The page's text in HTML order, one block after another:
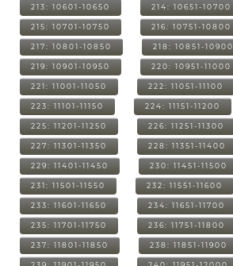
213: 10601-10650 214: 10651-10700
215: 10701-10750 216: 10751-10800
217: 10801-10850 218: 10851-10900
219: 10901-10950 220: 10951-11000
221: 11001-11050 222: 11051-11100
223: 11101-11150 224: 11151-11200
225: 11201-11250 226: 11251-11300
227: 11301-11350 228: 11351-11400
229: 11401-11450 230: 11451-11500
231: 11501-11550 232: 11551-11600
233: 11601-11650 234: 11651-11700
235: 11701-11750 236: 11751-11800
237: 11801-11850 238: 11851-11900